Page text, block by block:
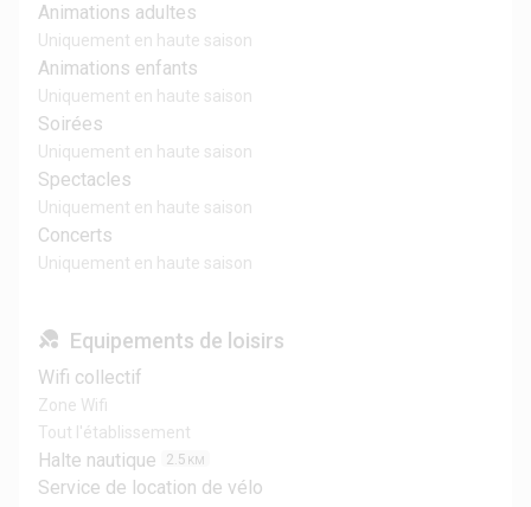
Animations adultes
Uniquement en haute saison
Animations enfants
Uniquement en haute saison
Soirées
Uniquement en haute saison
Spectacles
Uniquement en haute saison
Concerts
Uniquement en haute saison
Equipements de loisirs
Wifi collectif
Zone Wifi
Tout l'établissement
Halte nautique 2.5 KM
Service de location de vélo